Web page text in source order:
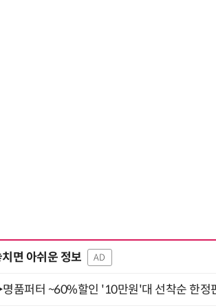
면 아쉬운 정보 AD
품퍼터 ~60%할인 '10만원'대 선착순 한정